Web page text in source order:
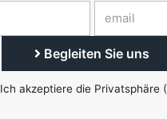
Begleiten Sie uns
Ich akzeptiere die Privatsphäre (